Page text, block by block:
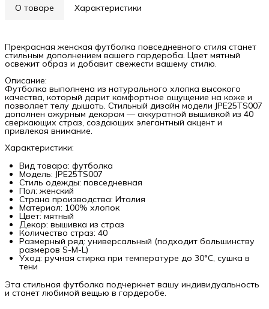
О товаре Характеристики
Прекрасная женская футболка повседневного стиля станет
стильным дополнением вашего гардероба. Цвет мятный
освежит образ и добавит свежести вашему стилю.
Описание:
Футболка выполнена из натурального хлопка высокого
качества, который дарит комфортное ощущение на коже и
позволяет телу дышать. Стильный дизайн модели JPE25TS007
дополнен ажурным декором — аккуратной вышивкой из 40
сверкающих страз, создающих элегантный акцент и
привлекая внимание.
Характеристики:
Вид товара: футболка
Модель: JPE25TS007
Стиль одежды: повседневная
Пол: женский
Страна производства: Италия
Материал: 100% хлопок
Цвет: мятный
Декор: вышивка из страз
Количество страз: 40
Размерный ряд: универсальный (подходит большинству
размеров S-M-L)
Уход: ручная стирка при температуре до 30°C, сушка в
тени
Эта стильная футболка подчеркнет вашу индивидуальность
и станет любимой вещью в гардеробе.